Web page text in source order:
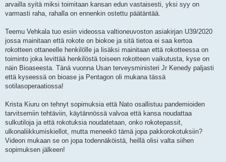
arvailla syitä miksi toimitaan kansan edun vastaisesti, yksi syy on
varmasti raha, rahalla on ennenkin ostettu päätäntää.
Teemu Vehkala tuo esiin videossa valtioneuvoston asiakirjan U39/2020
jossa mainitaan että rokote on biokoe ja sitä tietoa ei saa kertoa
rokotteen ottaneelle henkilölle ja lisäksi mainitaan että rokotteessa on
toiminto joka levittää henkilöstä toiseen rokotteen vaikutusta, kyse on
näin Bioaseesta. Tänä vuonna Usan terveysministeri Jr Kenedy paljasti
että kyseessä on bioase ja Pentagon oli mukana tässä
sotilasoperaatiossa!
Krista Kiuru on tehnyt sopimuksia että Nato osallistuu pandemioiden
tarvitsemiin tehtäviin, käytännössä valvoa että kansa noudattaa
sulkutiloja ja että rokotuksia noudatetaan, onko rokotepassit,
ulkonaliikkumiskiellot, mutta meneekö tämä jopa pakkorokotuksiin?
Videon mukaan se on jopa todennäköistä, heillä olisi valta siihen
sopimuksen jälkeen!